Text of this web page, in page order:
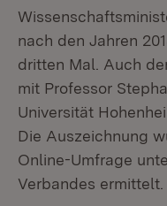
nach den Jahren
dritten Mal. Auch
mit Professor
Universität
Die Auszeichnung
Online-Umfrage
Verbandes ermittelt.